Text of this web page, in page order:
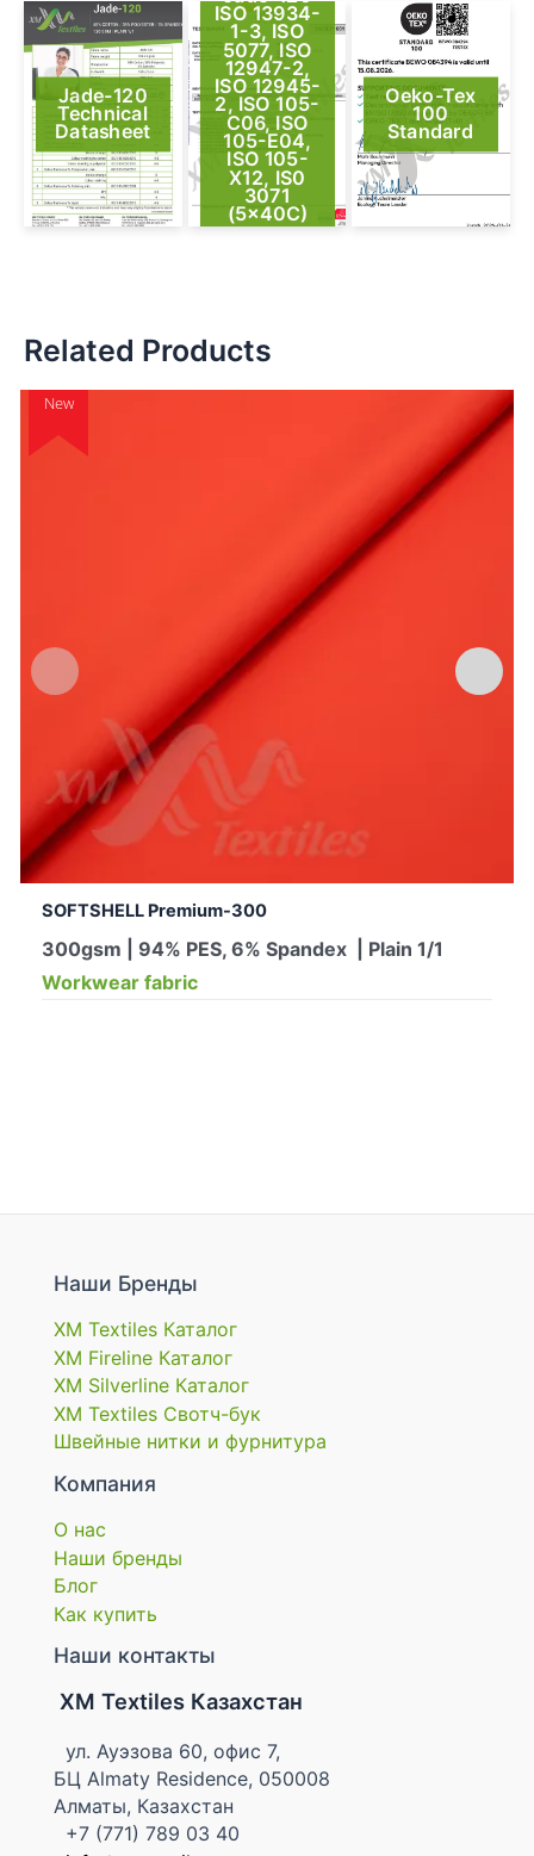
Jade-120
Technical
Datasheet
ISO 13934-
1-3, ISO
5077, ISO
12947-2,
ISO 12945-
2, ISO 105-
C06, ISO
105-E04,
ISO 105-
X12, IS0
3071
(5x40C)
test report
Oeko-Tex
100
Standard
Related Products
New
SOFTSHELL Premium-300
300gsm | 94% PES, 6% Spandex | Plain 1/1
Workwear fabric
Наши Бренды
XM Textiles Каталог
XM Fireline Каталог
XM Silverline Каталог
XM Textiles Свотч-бук
Швейные нитки и фурнитура
Компания
О нас
Наши бренды
Блог
Как купить
Наши контакты
XM Textiles Казахстан
ул. Ауэзова 60, офис 7,
БЦ Almaty Residence, 050008
Алматы, Казахстан
+7 (771) 789 03 40